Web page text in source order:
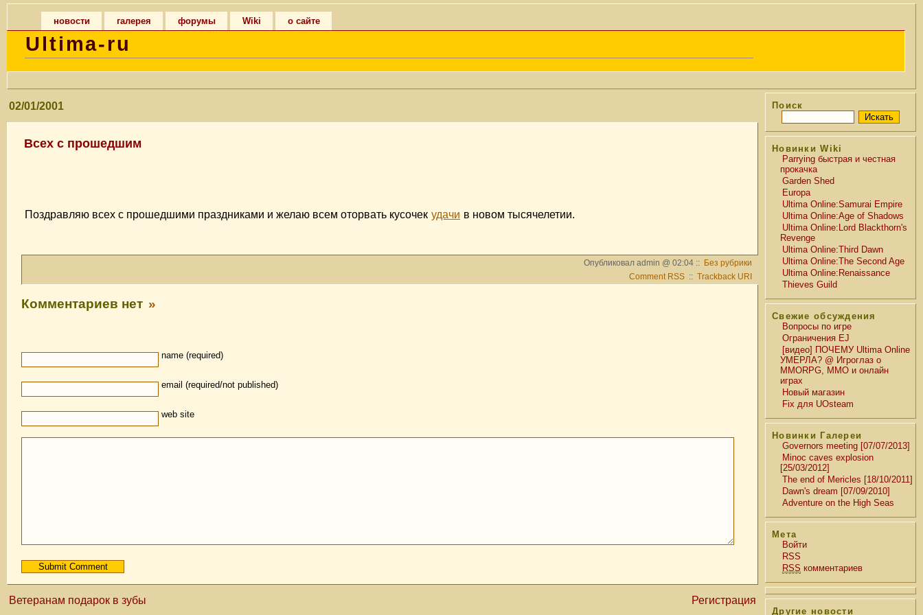
новости галерея форумы Wiki о сайте
Ultima-ru
Поиск
Новинки Wiki
Parrying быстрая и честная
прокачка
Garden Shed
Europa
Ultima Online:Samurai Empire
Ultima Online:Age of Shadows
Ultima Online:Lord Blackthorn's
Revenge
Ultima Online:Third Dawn
Ultima Online:The Second Age
Ultima Online:Renaissance
Thieves Guild
Свежие обсуждения
Вопросы по игре
Ограничения EJ
[видео] ПОЧЕМУ Ultima Online
УМЕРЛА? @ Игроглаз о
MMORPG, MMO и онлайн
играх
Новый магазин
Fix для UOsteam
Новинки Галереи
Governors meeting [07/07/2013]
Minoc caves explosion
[25/03/2012]
The end of Mericles [18/10/2011]
Dawn's dream [07/09/2010]
Adventure on the High Seas
Мета
Войти
RSS
RSS комментариев
Другие новости
02/01/2001
Всех с прошедшим
Поздравляю всех с прошедшими праздниками и желаю всем оторвать кусочек удачи в новом тысячелетии.
Опубликовал admin @ 02:04 :: Без рубрики
Comment RSS :: Trackback URI
Комментариев нет »
name (required)
email (required/not published)
web site
Регистрация
Ветеранам подарок в зубы